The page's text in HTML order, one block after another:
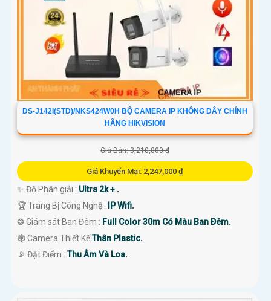
DS-J142I(STD)/NKS424W0H BỘ CAMERA IP KHÔNG DÂY CHÍNH
HÃNG HIKVISION
Giá Bán: 3,210,000 ₫
Giá Khuyến Mại: 2,247,000 ₫
✨ Độ Phân giải : Ultra 2k + .
🏆 Trang Bị Công Nghệ :
IP Wifi.
❂ Giám sát Ban Đêm : Full Color 30m Có Màu Ban Ðêm.
🕸️ Camera Thiết KếThân Plastic.
️📡 Đặt Điểm :Thu Âm Và Loa.